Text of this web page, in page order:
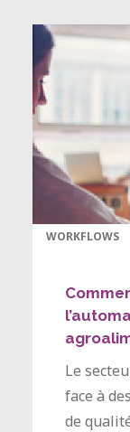
WORKFLOWS
Le
face à
de